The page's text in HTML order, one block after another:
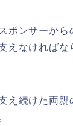
ポンサーから
えなければな
え続けた両親